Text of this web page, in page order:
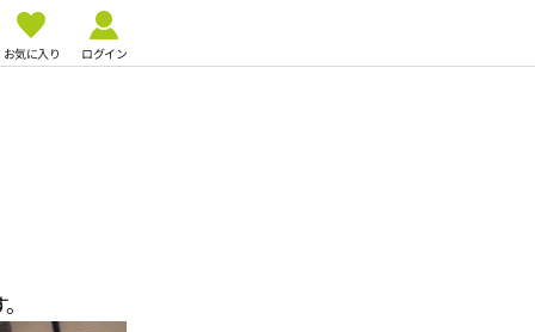
お気に入り ログイン